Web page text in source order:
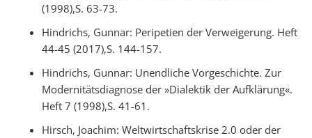
(1998),S. 63-73.
Hindrichs, Gunnar: Peripetien der Verweigerung. Heft
44-45 (2017),S. 144-157.
Hindrichs, Gunnar: Unendliche Vorgeschichte. Zur
Modernitätsdiagnose der »Dialektik der Aufklärung«.
Heft 7 (1998),S. 41-61.
Hirsch, Joachim: Weltwirtschaftskrise 2.0 oder der